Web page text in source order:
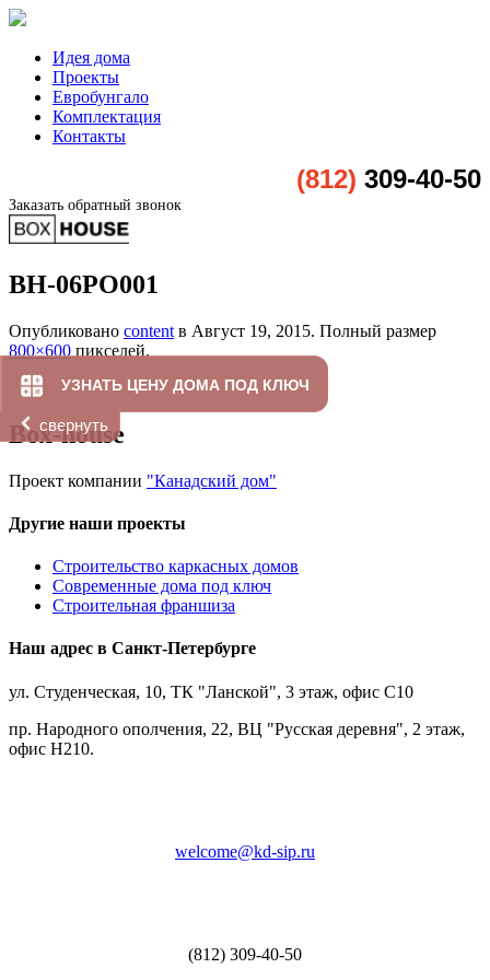
УЗНАТЬ ЦЕНУ ДОМА ПОД КЛЮЧ
свернуть
Идея дома
Проекты
Евробунгало
Комплектация
Контакты
(812) 309-40-50
Заказать обратный звонок
BH-06PO001
Опубликовано content в Август 19, 2015. Полный размер
800×600 пикселей.
Box-house
Проект компании "Канадский дом"
Другие наши проекты
Строительство каркасных домов
Современные дома под ключ
Строительная франшиза
Наш адрес в Санкт-Петербурге
ул. Студенческая, 10, ТК "Ланской", 3 этаж, офис С10
пр. Народного ополчения, 22, ВЦ "Русская деревня", 2 этаж,
офис Н210.
welcome@kd-sip.ru
(812) 309-40-50